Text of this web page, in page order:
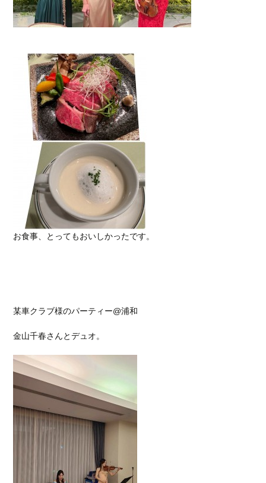
お食事、とってもおいしかったです。
某車クラブ様のパーティー@浦和
金山千春さんとデュオ。